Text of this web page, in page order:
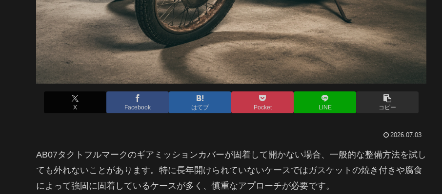
X Facebook はてブ Pocket LINE コピー
2026.07.03
AB07タクトフルマークのギアミッションカバーが固着して開かない場合、一般的な整備方法を試し
ても外れないことがあります。特に長年開けられていないケースではガスケットの焼き付きや腐食
によって強固に固着しているケースが多く、慎重なアプローチが必要です。